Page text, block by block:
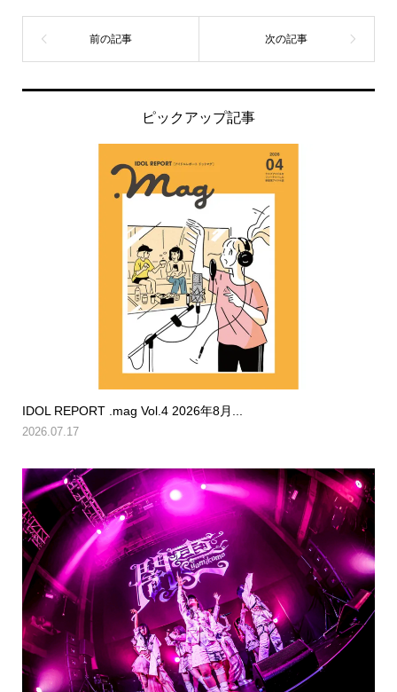
ピックアップ記事
IDOL REPORT .mag Vol.4 2026年8月...
2026.07.17